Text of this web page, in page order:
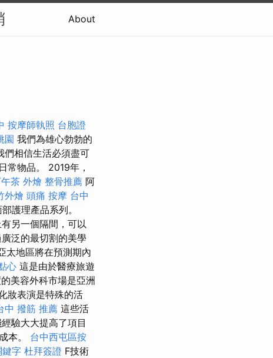
About
按摩師執照 台胞證
園 我們為雄心勃勃的
們相信生活必須盡可
常物品。 2019年，
茶 外燴 整骨推薦 阿
外燴 頭痛 按摩 台中
護理產品系列。
另一個隔間，可以
泛的最切割的美學
太地區將在預測期內
心 這是由於醫療旅遊
美容外科市場是亞洲
妝表演是特殊的活
中 撥筋 推薦 這些活
驗大大提高了項目
本。 台中西屯區按
字 杜拜簽證 F技術